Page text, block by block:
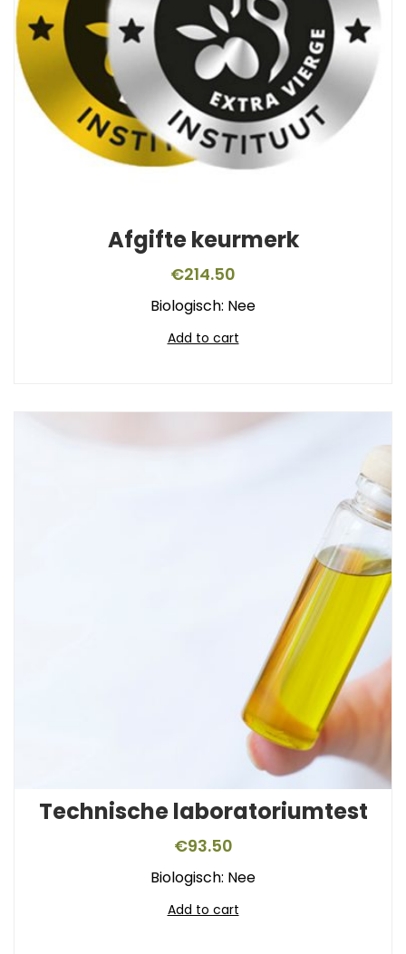
Afgifte keurmerk
€214.50
Biologisch: Nee
Add to cart
Technische laboratoriumtest
€93.50
Biologisch: Nee
Add to cart